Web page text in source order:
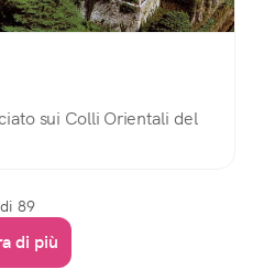
sui Colli Orientali del
di 89
di più